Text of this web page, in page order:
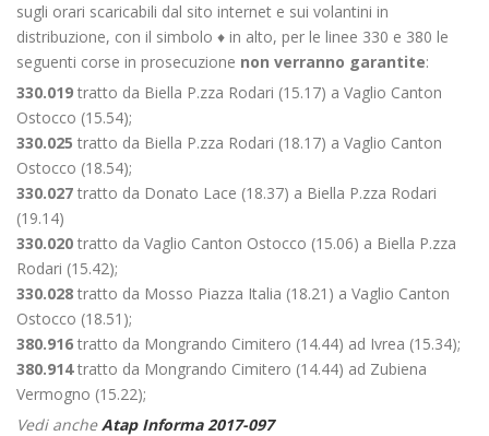
sugli orari scaricabili dal sito internet e sui volantini in
distribuzione, con il simbolo ♦ in alto, per le linee 330 e 380 le
seguenti corse in prosecuzione non verranno garantite:
330.019 tratto da Biella P.zza Rodari (15.17) a Vaglio Canton
Ostocco (15.54);
330.025 tratto da Biella P.zza Rodari (18.17) a Vaglio Canton
Ostocco (18.54);
330.027 tratto da Donato Lace (18.37) a Biella P.zza Rodari
(19.14)
330.020 tratto da Vaglio Canton Ostocco (15.06) a Biella P.zza
Rodari (15.42);
330.028 tratto da Mosso Piazza Italia (18.21) a Vaglio Canton
Ostocco (18.51);
380.916 tratto da Mongrando Cimitero (14.44) ad Ivrea (15.34);
380.914tratto da Mongrando Cimitero (14.44) ad Zubiena
Vermogno (15.22);
Vedi ancheAtap Informa 2017-097